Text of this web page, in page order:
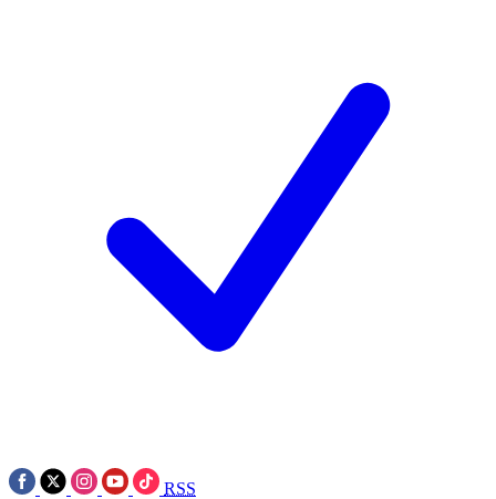
RSS